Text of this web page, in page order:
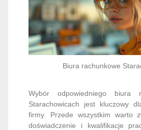
Biura rachunkowe
Wybór odpowiedniego biura
Starachowicach jest kluczowy
firmy. Przede wszystkim warto
doświadczenie i kwalifikacje